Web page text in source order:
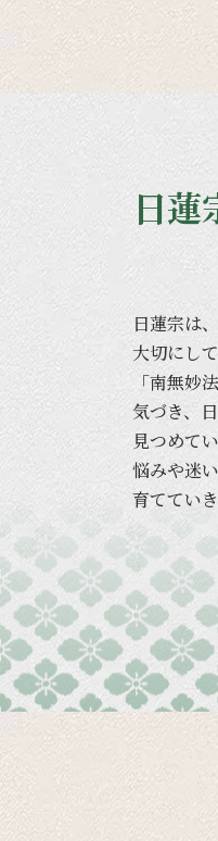
日蓮
日蓮宗は、
大切にし
「南無妙
気づき、
見つめて
悩みや迷
育てていき